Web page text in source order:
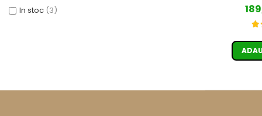
In stoc (3)